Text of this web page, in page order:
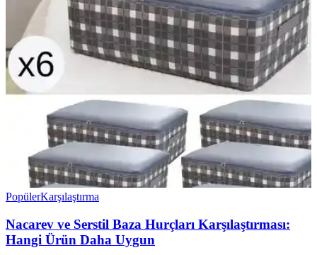
PopülerKarşılaştırma
Nacarev ve Serstil Baza Hurçları Karşılaştırması:
Hangi Ürün Daha Uygun